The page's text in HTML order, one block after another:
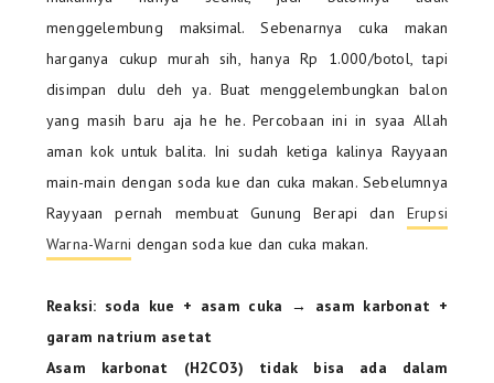
menggelembung maksimal. Sebenarnya cuka makan
harganya cukup murah sih, hanya Rp 1.000/botol, tapi
disimpan dulu deh ya. Buat menggelembungkan balon
yang masih baru aja he he. Percobaan ini in syaa Allah
aman kok untuk balita. Ini sudah ketiga kalinya Rayyaan
main-main dengan soda kue dan cuka makan. Sebelumnya
Rayyaan pernah membuat Gunung Berapi dan Erupsi
Warna-Warni dengan soda kue dan cuka makan.
Reaksi: soda kue + asam cuka → asam karbonat +
garam natrium asetat
Asam karbonat (H2CO3) tidak bisa ada dalam